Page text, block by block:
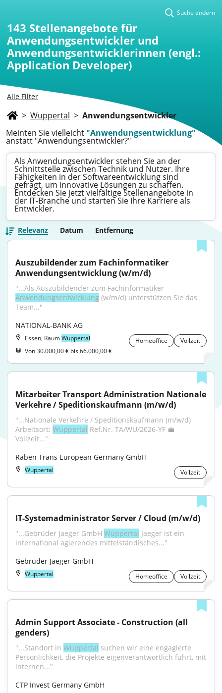
Alle Filter
Suche ändern
143 Stellenangebote für
Anwendungsentwickler und
Anwendungsentwicklerinnen (engl.:
Application Developer)
> Wuppertal > Anwendungsentwickler
Meinten Sie vielleicht "Anwendungsentwicklung"
anstatt "Anwendungsentwickler?"
Als Anwendungsentwickler stehen Sie an der
Schnittstelle zwischen Technik und Nutzer. Ihre
Fähigkeiten in der Softwareentwicklung sind
gefragt, um innovative Lösungen zu schaffen.
Entdecken Sie jetzt vielfältige Stellenangebote in
der IT-Branche und starten Sie Ihre Karriere als
Entwickler.
Relevanz Datum Entfernung
Auszubildender zum Fachinformatiker
Anwendungsentwicklung (w/m/d)
Anwendungsentwicklung (w/m/d) unterstützen Sie das
Team..."
NATIONAL-BANK AG
Essen, RaumWuppertal Homeoffice
Vollzeit
Von 30.000,00 € bis 66.000,00 €
Mitarbeiter Transport Administration Nationale
Verkehre / Speditionskaufmann (m/w/d)
"...Nationale Verkehre / Speditionskaufmann (m/w/d)
Arbeitsort: Wuppertal Ref.Nr. TA/WU/2026-YF 💼
Vollzeit..."
Raben Trans European Germany GmbH
Wuppertal Vollzeit
IT-Systemadministrator Server / Cloud (m/w/d)
"...Gebrüder Jaeger GmbH Wuppertal Jaeger ist ein
international agierendes mittelständisches..."
Gebrüder Jaeger GmbH
Wuppertal Homeoffice Vollzeit
Admin Support Associate - Construction (all
genders)
"...Standort in Wuppertal suchen wir eine engagierte
Persönlichkeit, die Projekte eigenverantwortlich führt, mit
internen..."
CTP Invest Germany GmbH